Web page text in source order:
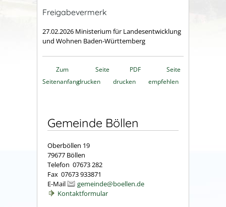
Freigabevermerk
27.02.2026 Ministerium für Landesentwicklung
und Wohnen Baden-Württemberg
Zum
Seitenanfang
Seite
drucken
PDF
drucken
Seite
empfehlen
Gemeinde Böllen
Oberböllen 19
79677 Böllen
Telefon 07673 282
Fax 07673 933871
E-Mail
gemeinde@boellen.de
Kontaktformular